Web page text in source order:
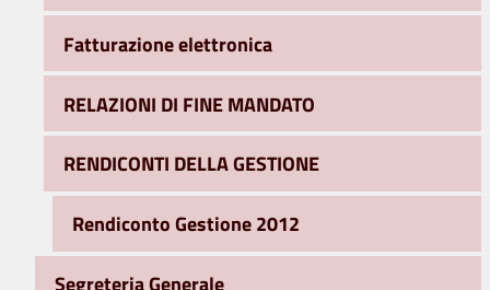
Fatturazione elettronica
RELAZIONI DI FINE MANDATO
RENDICONTI DELLA GESTIONE
Rendiconto Gestione 2012
Segreteria Generale